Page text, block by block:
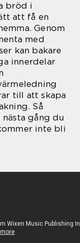
bröd i
att få en
Genom
med
kan bakare
innerdelar
till att skapa
Så
gång du
inte bli